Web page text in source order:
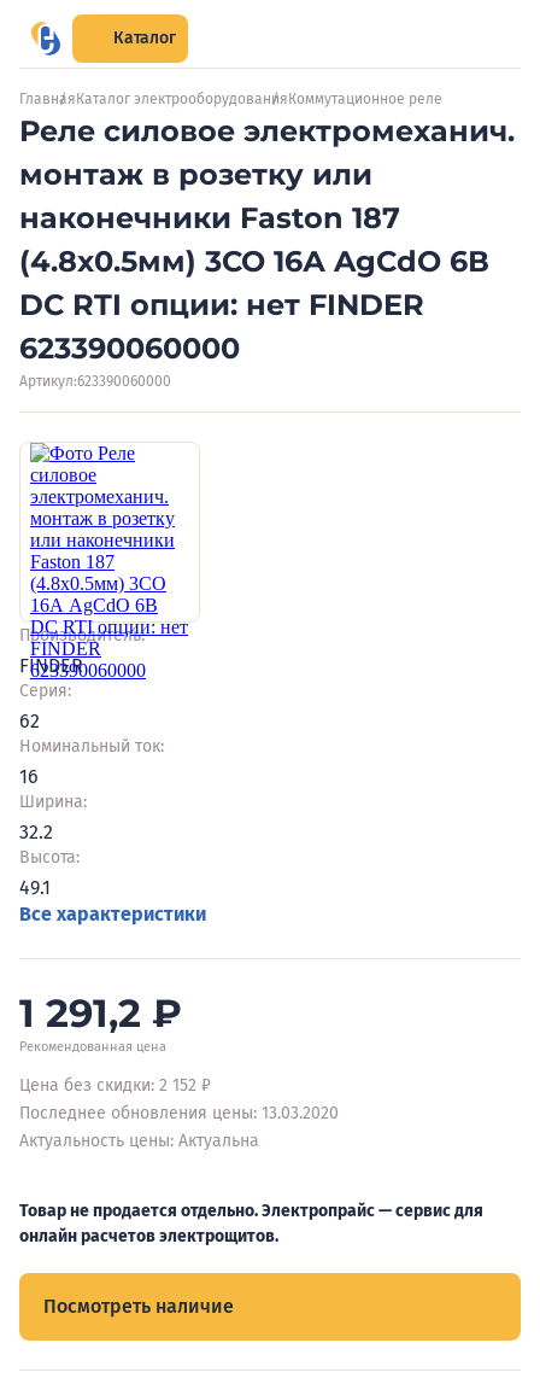
Каталог
Главная Каталог электрооборудования Коммутационное реле
Реле силовое электромеханич.
монтаж в розетку или
наконечники Faston 187
(4.8х0.5мм) 3CO 16А AgCdO 6В
DC RTI опции: нет FINDER
623390060000
Артикул:623390060000
Производитель:
FINDER
Серия:
62
Номинальный ток:
16
Ширина:
32.2
Высота:
49.1
Все характеристики
1 291,2 ₽
Рекомендованная цена
Цена без скидки: 2 152 ₽
Последнее обновления цены: 13.03.2020
Актуальность цены: Актуальна
Товар не продается отдельно. Электропрайс — сервис для
онлайн расчетов электрощитов.
Посмотреть наличие